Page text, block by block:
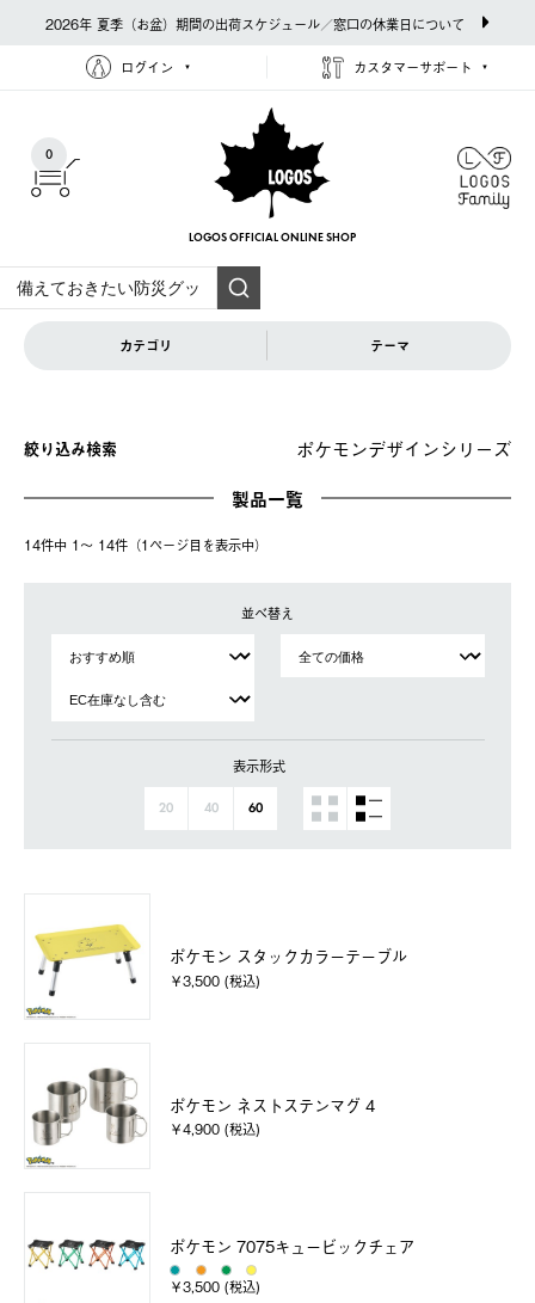
2026年 夏季（お盆）期間の出荷スケジュール／窓口の休業日について
ログイン カスタマーサポート
0
LOGOS OFFICIAL ONLINE SHOP
カテゴリ テーマ
絞り込み検索 ポケモンデザインシリーズ
製品一覧
14件中 1〜 14件（1ページ⽬を表⽰中）
並べ替え
表示形式
20 40 60
ポケモン スタックカラーテーブル
￥3,500 (税込)
ポケモン ネストステンマグ 4
￥4,900 (税込)
ポケモン 7075キュービックチェア
￥3,500 (税込)